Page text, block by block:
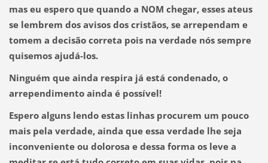
mas eu espero que quando a NOM chegar, esses ateus
se lembrem dos avisos dos cristãos, se arrependam e
tomem a decisão correta pois na verdade nós sempre
quisemos ajudá-los.
Ninguém que ainda respira já está condenado, o
arrependimento ainda é possível!
Espero alguns lendo estas linhas procurem um pouco
mais pela verdade, ainda que essa verdade lhe seja
inconveniente ou dolorosa e dessa forma os leve a